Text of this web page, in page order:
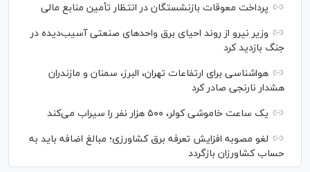
پرداخت معوقات بازنشستگان در انتظار تأمین منابع مالی
وزیر نیرو از روند احیای برق واحدهای صنعتی آسیب‌دیده در
جنگ بازدید کرد
هواشناسی برای ارتفاعات تهران، البرز، سمنان و مازندران
هشدار نارنجی صادر کرد
یک ساعت خاموشی کولر، ۵۰۰ هزار نفر را سیراب می‌کند
لغو مصوبه افزایش تعرفه برق کشاورزی؛ مبالغ اضافه باید به
حساب کشاورزان بازگردد